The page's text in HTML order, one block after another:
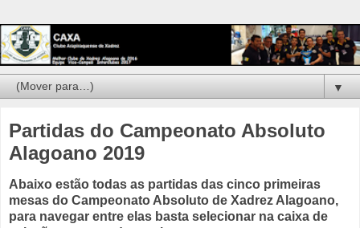
▼
Partidas do Campeonato Absoluto
Alagoano 2019
Abaixo estão todas as partidas das cinco primeiras
mesas do Campeonato Absoluto de Xadrez Alagoano,
para navegar entre elas basta selecionar na caixa de